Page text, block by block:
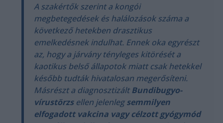
A szakértők szerint a kongói
megbetegedések és halálozások száma a
következő hetekben drasztikus
emelkedésnek indulhat. Ennek oka egyrészt
az, hogy a járvány tényleges kitörését a
kaotikus belső állapotok miatt csak hetekkel
később tudták hivatalosan megerősíteni.
Másrészt a diagnosztizáltBundibugyo-
vírustörzsellen jelenlegsemmilyen
elfogadott vakcina vagy célzott gyógymód